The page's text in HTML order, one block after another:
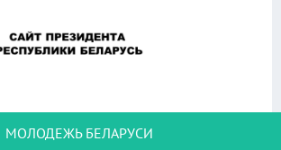
МОЛОДЕЖЬ БЕЛАРУСИ